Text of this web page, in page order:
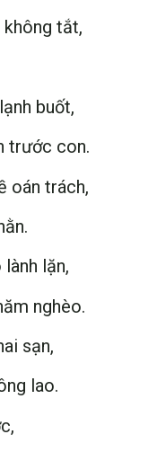
không tắt,
buốt,
trước con.
oán trách,
lặn,
nghèo.
sạn,
lao.